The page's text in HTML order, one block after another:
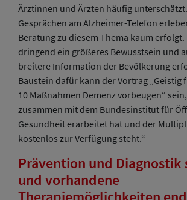
Ärztinnen und Ärzten häufig
Gesprächen am Alzheimer-Telefon
Beratung zu diesem Thema kaum erfolgt.
dringend ein größeres Bewusstsein und
breitere Information der Bevölkerung
Baustein dafür kann der Vortrag „Geistig
10 Maßnahmen Demenz vorbeugen“
zusammen mit dem Bundesinstitut für
Gesundheit erarbeitet hat und der
kostenlos zur Verfügung steht.“
Prävention und Diagnostik
und vorhandene